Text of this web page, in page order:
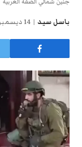
باسل سيد 14 ديسمبر، 2023